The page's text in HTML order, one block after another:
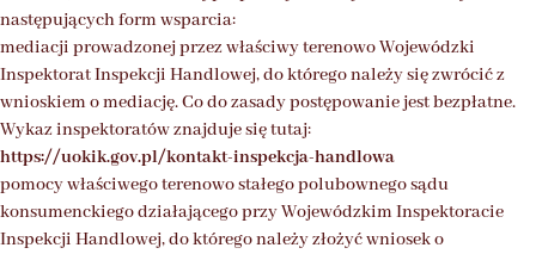
następujących form wsparcia:
mediacji prowadzonej przez właściwy terenowo Wojewódzki
Inspektorat Inspekcji Handlowej, do którego należy się zwrócić z
wnioskiem o mediację. Co do zasady postępowanie jest bezpłatne.
Wykaz inspektoratów znajduje się tutaj:
https://uokik.gov.pl/kontakt-inspekcja-handlowa
pomocy właściwego terenowo stałego polubownego sądu
konsumenckiego działającego przy Wojewódzkim Inspektoracie
Inspekcji Handlowej, do którego należy złożyć wniosek o